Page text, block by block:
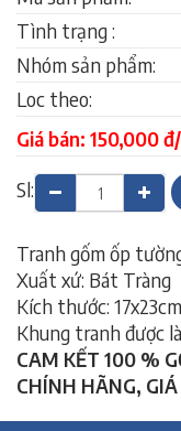
Tình trạng :
Nhóm sản phẩm:
Loc theo:
Giá bán: 150,000
Sl:
Tranh gốm ốp
Xuất xứ: Bát Tràng
Kích thước: 17x23cm
Khung tranh được
CAM KẾT 100 %
CHÍNH HÃNG,